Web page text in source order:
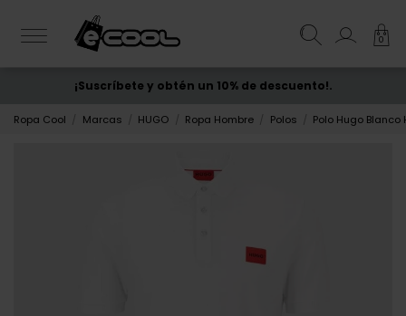
0
ENVÍO GRATIS desde 50€
¡Suscríbete y obtén un 10% de descuento!.
Ropa Cool Marcas HUGO Ropa Hombre Polos Polo Hugo Blanco